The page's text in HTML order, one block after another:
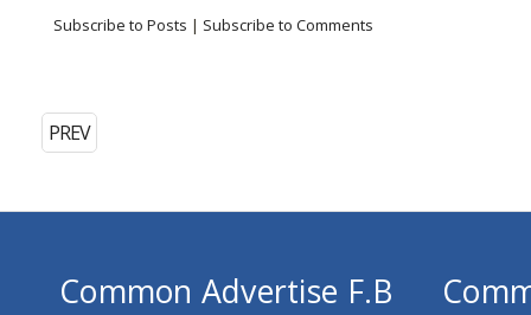
Subscribe to Posts | Subscribe to Comments
PREV
Common Advertise F.B